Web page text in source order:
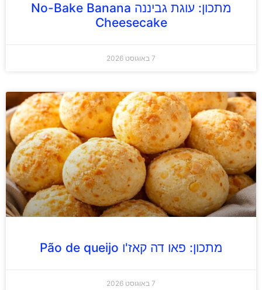
מתכון: עוגת גביננה No-Bake Banana
Cheesecake
7 באוגוסט 2026
מתכון: פאו דה קאז'ו Pão de queijo
7 באוגוסט 2026